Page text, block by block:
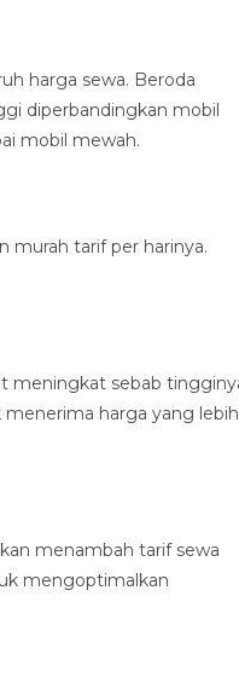
harga sewa. Beroda
diperbandingkan mobil
mobil mewah.
murah tarif per harinya.
meningkat sebab
harga yang lebih
menambah tarif sewa
mengoptimalkan